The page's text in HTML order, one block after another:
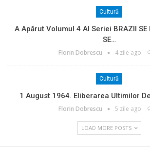
Cultură
A Apărut Volumul 4 Al Seriei BRAZII SE
SE…
Florin Dobrescu 4 zile ago
Cultură
1 August 1964. Eliberarea Ultimilor
Florin Dobrescu 5 zile ago
LOAD MORE POSTS